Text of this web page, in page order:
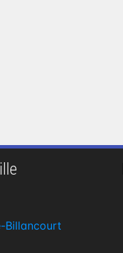
Billancourt